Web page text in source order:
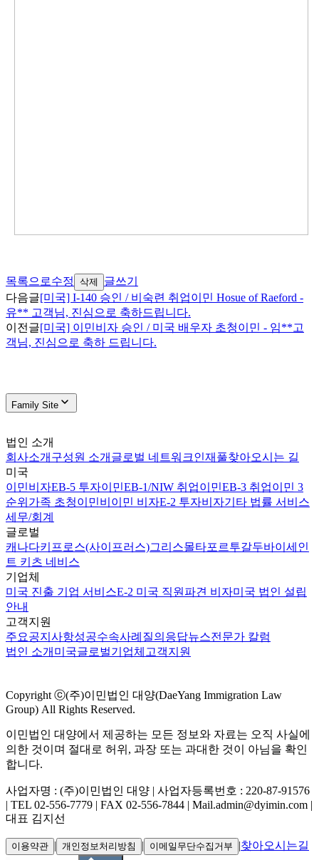
목록으로수정 삭제
글쓰기
다음글[미국] I-140 승인 / 비숙련 취업이민 Hosue of Raeford -
유** 고객님, 진심으로 축하드립니다.
이전글[미국] 이민비자 승인 / 미국 배우자 초청이민 - 임**고
객님, 진심으로 축하 드립니다.
Family Site
법인 소개
회사소개 구성원 소개 글로벌 네트워크인재풀찾아오시는 길
미국
이민비자EB-5 투자이민EB-1/NIW 취업이민EB-3 취업이민 3
순위 가족 초청이민비이민 비자E-2 투자비자기타 법률 서비스
세무/회계
글로벌
캐나다키프로스(사이프러스)그리스몰타포르투갈두바이 세인
트 키츠 네비스
기업체
미국 진출 기업 서비스E-2 미국 직원파견 비자미국 법인 설립
안내
고객지원
주요공지사항성공수속사례 질의응답뉴스전문가 칼럼
법인 소개 미국글로벌기업체 고객지원
Copyright ⓒ(주)이민법인 대양(DaeYang Immigration Law
Group) All Rights Reserved.
이민법인 대양에서 제공하는 모든 정보와 자료는 오직 사실에
의한 것이며 절대로 허위, 과장 또는 과대한 것이 아님을 확인
합니다.
사업자명 : (주)이민법인 대양 | 사업자등록번호 : 220-87-91576
| TEL 02-556-7779 | FAX 02-556-7844 | Mail.admin@dyimin.com |
대표 김지선
이용약관 | 개인정보처리방침 | 이메일무단수집거부 |찾아오시는길